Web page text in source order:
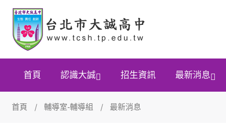
首頁 認識大誠 招生資訊 最新消息
首頁 輔導室-輔導組 最新消息